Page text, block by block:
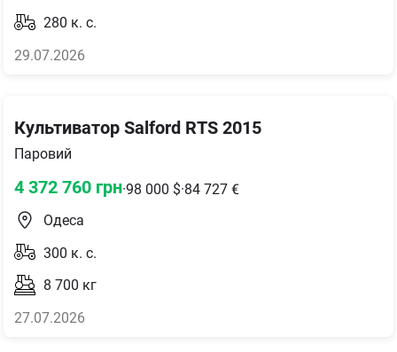
280 к. с.
29.07.2026
Культиватор Salford RTS 2015
Паровий
4 372 760 грн·98 000 $·84 727 €
Одеса
300 к. с.
8 700 кг
27.07.2026